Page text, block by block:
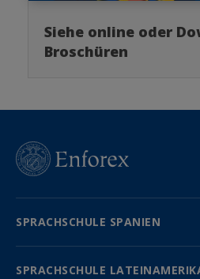
Siehe online oder
Broschüren
SPRACHSCHULE SPANIEN
SPRACHSCHULE